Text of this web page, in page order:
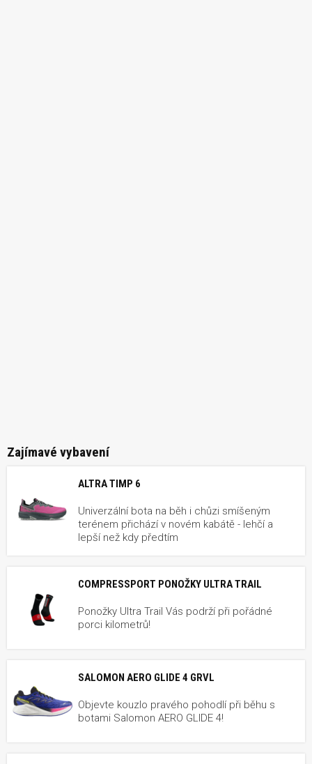
Zajímavé vybavení
ALTRA TIMP 6
Univerzální bota na běh i chůzi smíšeným
terénem přichází v novém kabátě - lehčí a
lepší než kdy předtím
COMPRESSPORT PONOŽKY ULTRA TRAIL
Ponožky Ultra Trail Vás podrží při pořádné
porci kilometrů!
SALOMON AERO GLIDE 4 GRVL
Objevte kouzlo pravého pohodlí při běhu s
botami Salomon AERO GLIDE 4!